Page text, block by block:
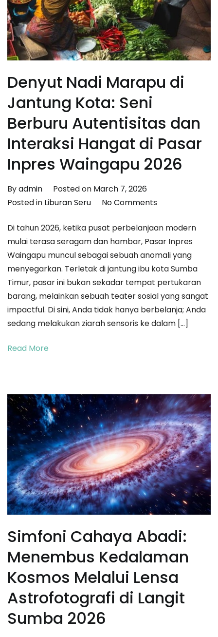
Denyut Nadi Marapu di
Jantung Kota: Seni
Berburu Autentisitas dan
Interaksi Hangat di Pasar
Inpres Waingapu 2026
Byadmin Posted on March 7, 2026
Posted in Liburan Seru No Commentson
Nadi
Marapu
di
Jantung
Kota:
Seni
Berburu
Autentisitas
Pasar
Inpres
Waingapu
2026
Di tahun 2026, ketika pusat perbelanjaan modern
mulai terasa seragam dan hambar, Pasar Inpres
Waingapu muncul sebagai sebuah anomali yang
menyegarkan. Terletak di jantung ibu kota Sumba
Timur, pasar ini bukan sekadar tempat pertukaran
barang, melainkan sebuah teater sosial yang sangat
impactful. Di sini, Anda tidak hanya berbelanja; Anda
sedang melakukan ziarah sensoris ke dalam […]
Read More
Simfoni Cahaya Abadi:
Menembus Kedalaman
Kosmos Melalui Lensa
Astrofotografi di Langit
Sumba 2026